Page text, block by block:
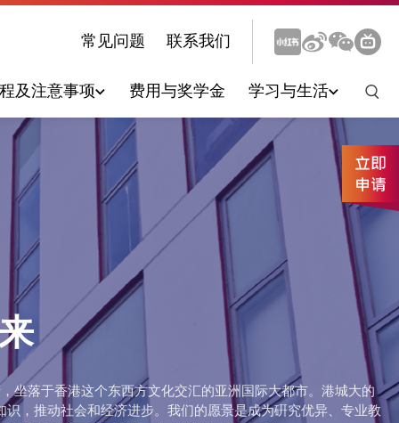
常见问题 联系我们
双联学士学位课程
赛马会动物医学及生命科学院
创意媒体学院
能源及环境学院
法律学院
及注意事项 费用与奖学金 学习与生活
坐落于香港这个东西方文化交汇的亚洲国际大都市。港城大的
，推动社会和经济进步。我们的愿景是成为硏究优异、专业教